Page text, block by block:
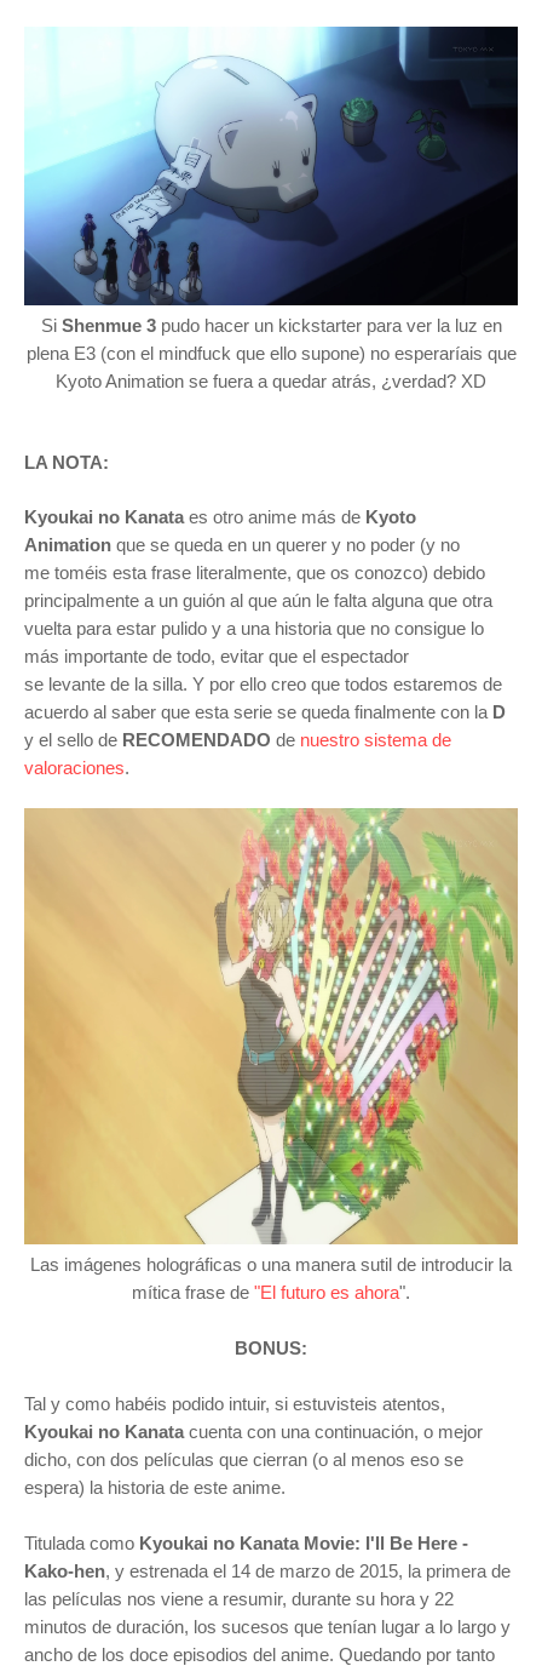
Si Shenmue 3pudo hacer un kickstarter para ver la luz en
plena E3 (con el mindfuck que ello supone) no esperaríais que
Kyoto Animation se fuera a quedar atrás, ¿verdad? XD
LA NOTA:
Kyoukai no Kanata es otro anime más de Kyoto
Animation que se queda en un querer y no poder (y no
me toméis esta frase literalmente, que os conozco) debido
principalmente a un guión al que aún le falta alguna que otra
vuelta para estar pulido y a una historia que no consigue lo
más importante de todo, evitar que el espectador
se levante de la silla. Y por ello creo que todos estaremos de
acuerdo al saber que esta serie se queda finalmente con la D
y el sello de RECOMENDADO de nuestro sistema de
valoraciones.
Las imágenes holográficas o una manera sutil de introducir la
mítica frase de "El futuro es ahora".
BONUS:
Tal y como habéis podido intuir, si estuvisteis atentos,
Kyoukai no Kanata cuenta con una continuación, o mejor
dicho, con dos películas que cierran (o al menos eso se
espera) la historia de este anime.
Titulada como Kyoukai no Kanata Movie: I'll Be Here -
Kako-hen, y estrenada el 14 de marzo de 2015, la primera de
las películas nos viene a resumir, durante su hora y 22
minutos de duración, los sucesos que tenían lugar a lo largo y
ancho de los doce episodios del anime. Quedando por tanto